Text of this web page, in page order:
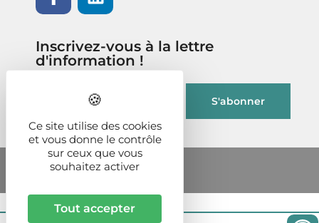
Inscrivez-vous à la lettre
d'information !
Ce site utilise des cookies
et vous donne le contrôle
sur ceux que vous
souhaitez activer
Tout accepter